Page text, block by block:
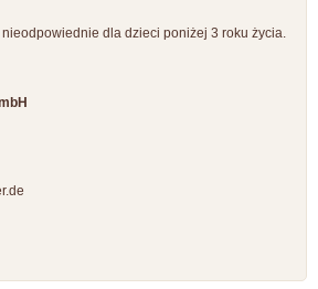
dla dzieci poniżej 3 roku życia.